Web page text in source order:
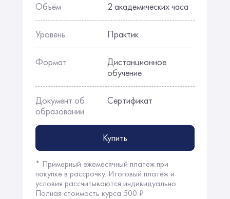
Объём 2 академических часа
Уровень Практик
Формат
Дистанционное
обучение
Документ об
образовании
Сертификат
Купить
* Примерный ежемесячный платеж при
покупке в рассрочку. Итоговый платеж и
условия рассчитываются индивидуально.
Полная стоимость курса 500 ₽